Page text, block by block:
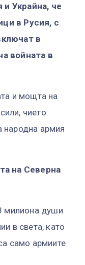
Украйна, че
в Русия, с
в
войната в
и мощта на
чието
народна армия
на Северна
милиона души
в света, като
само армиите